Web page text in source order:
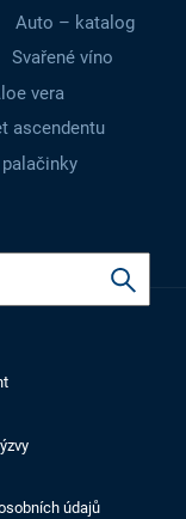
Auto – katalog
Svařené víno
vera
ascendentu
údajů